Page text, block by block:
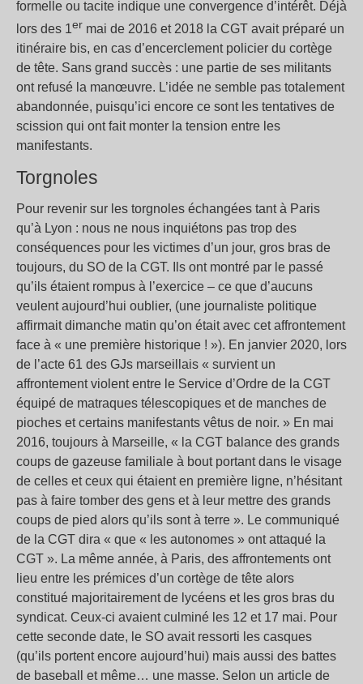
formelle ou tacite indique une convergence d’intérêt. Déjà
lors des 1er mai de 2016 et 2018 la CGT avait préparé un
itinéraire bis, en cas d’encerclement policier du cortège
de tête. Sans grand succès : une partie de ses militants
ont refusé la manœuvre. L’idée ne semble pas totalement
abandonnée, puisqu’ici encore ce sont les tentatives de
scission qui ont fait monter la tension entre les
manifestants.
Torgnoles
Pour revenir sur les torgnoles échangées tant à Paris
qu’à Lyon : nous ne nous inquiétons pas trop des
conséquences pour les victimes d’un jour, gros bras de
toujours, du SO de la CGT. Ils ont montré par le passé
qu’ils étaient rompus à l’exercice – ce que d’aucuns
veulent aujourd’hui oublier, (une journaliste politique
affirmait dimanche matin qu’on était avec cet affrontement
face à « une première historique ! »). En janvier 2020, lors
de l’acte 61 des GJs marseillais « survient un
affrontement violent entre le Service d’Ordre de la CGT
équipé de matraques télescopiques et de manches de
pioches et certains manifestants vêtus de noir. » En mai
2016, toujours à Marseille, « la CGT balance des grands
coups de gazeuse familiale à bout portant dans le visage
de celles et ceux qui étaient en première ligne, n’hésitant
pas à faire tomber des gens et à leur mettre des grands
coups de pied alors qu’ils sont à terre ». Le communiqué
de la CGT dira « que « les autonomes » ont attaqué la
CGT ». La même année, à Paris, des affrontements ont
lieu entre les prémices d’un cortège de tête alors
constitué majoritairement de lycéens et les gros bras du
syndicat. Ceux-ci avaient culminé les 12 et 17 mai. Pour
cette seconde date, le SO avait ressorti les casques
(qu’ils portent encore aujourd’hui) mais aussi des battes
de baseball et même… une masse. Selon un article de